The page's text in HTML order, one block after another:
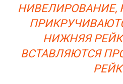
НИВЕЛИРОВАНИЕ,
НИЖНЯЯ
ВСТАВЛЯЮТСЯ